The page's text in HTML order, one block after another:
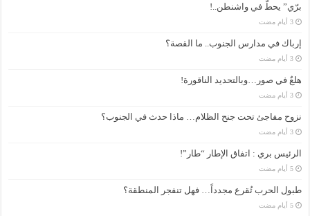
برّي” يحطّ في واشنطن..!
‏3 أيام مضت
إرباك في مدارس الجنوب.. ما القصة؟
‏3 أيام مضت
هلعٌ في صور…وبالتحديد الناقورة!
‏3 أيام مضت
نزوح مفاجئ تحت جنح الظلام… ماذا حدث في الجنوب؟
‏3 أيام مضت
الرئيس بري : اتفاق الإطار “طار”!
‏5 أيام مضت
طبول الحرب تُقرع مجدداً… فهل تنفجر المنطقة؟
‏5 أيام مضت